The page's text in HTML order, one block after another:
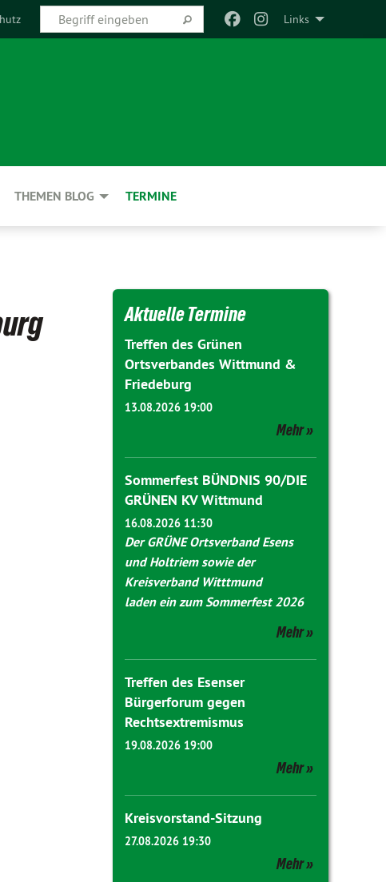
Links
THEMEN BLOG TERMINE
Aktuelle Termine
Treffen des Grünen
Ortsverbandes Wittmund &
Friedeburg
13.08.2026 19:00
Mehr
Sommerfest BÜNDNIS 90/DIE
GRÜNEN KV Wittmund
16.08.2026 11:30
Der GRÜNE Ortsverband Esens
und Holtriem sowie der
Kreisverband Witttmund
laden ein zum Sommerfest 2026
Mehr
Treffen des Esenser
Bürgerforum gegen
Rechtsextremismus
19.08.2026 19:00
Mehr
Kreisvorstand-Sitzung
27.08.2026 19:30
Mehr